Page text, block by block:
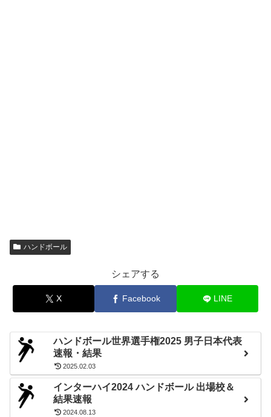
ハンドボール
シェアする
X Facebook LINE
ハンドボール世界選手権2025 男子日本代表
速報・結果
2025.02.03
インターハイ2024 ハンドボール 出場校＆
結果速報
2024.08.13